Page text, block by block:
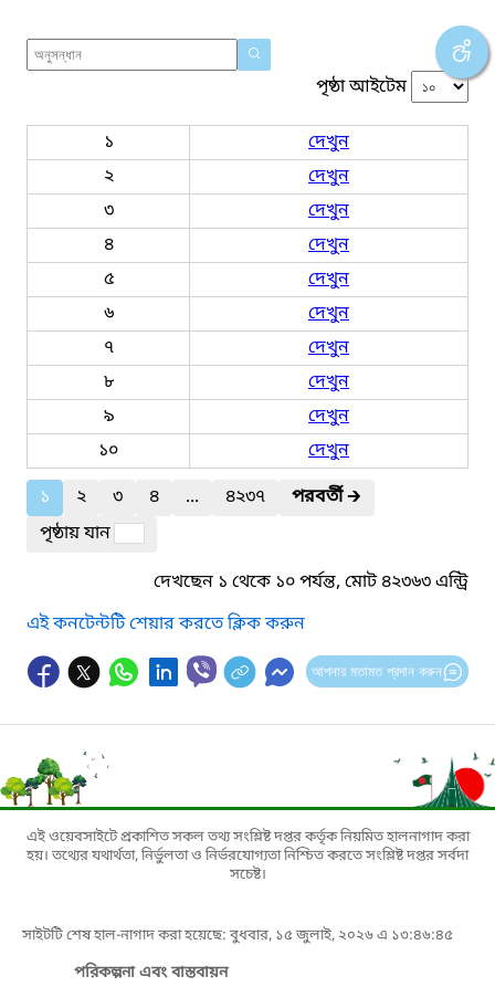
পৃষ্ঠা আইটেম
১
দেখুন
২
দেখুন
৩
দেখুন
৪
দেখুন
৫
দেখুন
৬
দেখুন
৭
দেখুন
৮
দেখুন
৯
দেখুন
১০
দেখুন
১
২ ৩ ৪ ... ৪২৩৭ পরবর্তী🡲
পৃষ্ঠায় যান
দেখছেন ১ থেকে ১০ পর্যন্ত, মোট ৪২৩৬৩ এন্ট্রি
এই কনটেন্টটি শেয়ার করতে ক্লিক করুন
আপনার মতামত প্রদান করুন
এই ওয়েবসাইটে প্রকাশিত সকল তথ্য সংশ্লিষ্ট দপ্তর কর্তৃক নিয়মিত হালনাগাদ করা
হয়। তথ্যের যথার্থতা, নির্ভুলতা ও নির্ভরযোগ্যতা নিশ্চিত করতে সংশ্লিষ্ট দপ্তর সর্বদা
সচেষ্ট।
সাইটটি শেষ হাল-নাগাদ করা হয়েছে: বুধবার, ১৫ জুলাই, ২০২৬ এ ১৩:৪৬:৪৫
পরিকল্পনা এবং বাস্তবায়ন